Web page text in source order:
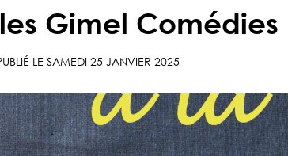
Gimel Comédies
LE SAMEDI 25 JANVIER 2025